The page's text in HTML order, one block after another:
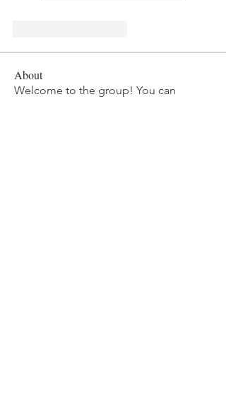
About
Welcome to the group! You can